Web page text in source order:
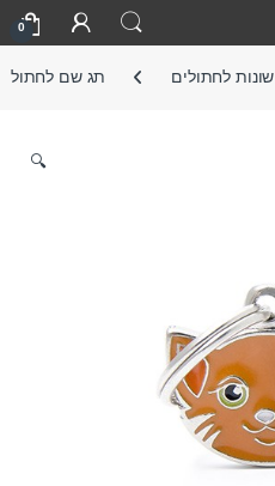
0
שונות לחתולים תג שם לחתול
🔍